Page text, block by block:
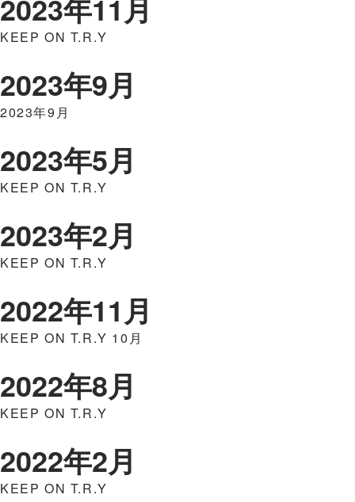
2023年11月
KEEP ON T.R.Y
2023年9月
2023年9月
2023年5月
KEEP ON T.R.Y
2023年2月
KEEP ON T.R.Y
2022年11月
KEEP ON T.R.Y 10月
2022年8月
KEEP ON T.R.Y
2022年2月
KEEP ON T.R.Y